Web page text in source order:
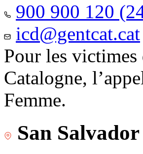
900 900 120
icd@gentcat.cat
Pour les victimes
Catalogne,
Femme.
San Salvador